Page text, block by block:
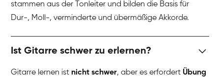
stammen aus der Tonleiter und bilden die Basis für
Dur-, Moll-, verminderte und übermäßige Akkorde.
Ist Gitarre schwer zu erlernen?
Gitarre lernen ist nicht schwer, aber es erfordert Übung